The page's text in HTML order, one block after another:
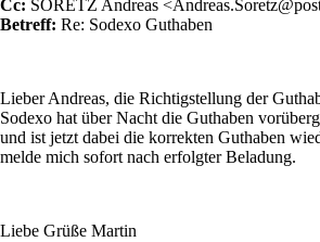
Cc: SORETZ Andreas
Betreff: Re: Sodexo Guthaben
Lieber Andreas, die Richtigstellung der
Sodexo hat über Nacht die Guthaben
und ist jetzt dabei die korrekten Guthaben
melde mich sofort nach erfolgter Beladung.
Liebe Grüße Martin